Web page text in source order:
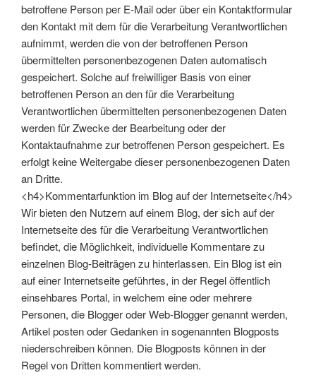
betroffene Person per E-Mail oder über ein Kontaktformular
den Kontakt mit dem für die Verarbeitung Verantwortlichen
aufnimmt, werden die von der betroffenen Person
übermittelten personenbezogenen Daten automatisch
gespeichert. Solche auf freiwilliger Basis von einer
betroffenen Person an den für die Verarbeitung
Verantwortlichen übermittelten personenbezogenen Daten
werden für Zwecke der Bearbeitung oder der
Kontaktaufnahme zur betroffenen Person gespeichert. Es
erfolgt keine Weitergabe dieser personenbezogenen Daten
an Dritte.
<h4>Kommentarfunktion im Blog auf der Internetseite</h4>
Wir bieten den Nutzern auf einem Blog, der sich auf der
Internetseite des für die Verarbeitung Verantwortlichen
befindet, die Möglichkeit, individuelle Kommentare zu
einzelnen Blog-Beiträgen zu hinterlassen. Ein Blog ist ein
auf einer Internetseite geführtes, in der Regel öffentlich
einsehbares Portal, in welchem eine oder mehrere
Personen, die Blogger oder Web-Blogger genannt werden,
Artikel posten oder Gedanken in sogenannten Blogposts
niederschreiben können. Die Blogposts können in der
Regel von Dritten kommentiert werden.